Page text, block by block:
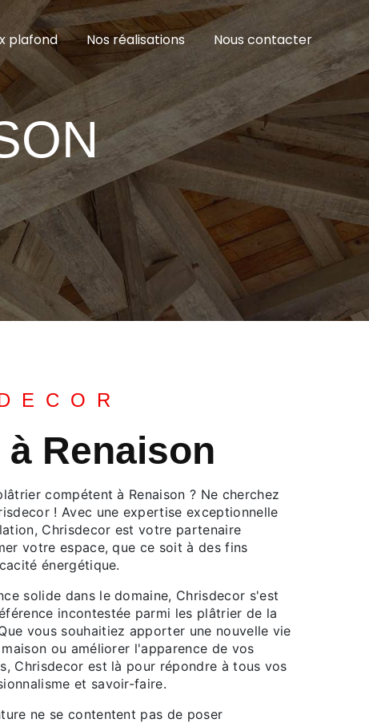
plafond Nos réalisations Nous contacter
Renaison
compétent à Renaison ? Ne cherchez
! Avec une expertise exceptionnelle
Chrisdecor est votre partenaire
votre espace, que ce soit à des fins
énergétique.
solide dans le domaine, Chrisdecor s'est
incontestée parmi les plâtrier de la
vous souhaitiez apporter une nouvelle vie
ou améliorer l'apparence de vos
Chrisdecor est là pour répondre à tous vos
et savoir-faire.
ne se contentent pas de poser